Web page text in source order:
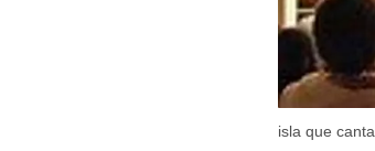
isla que canta